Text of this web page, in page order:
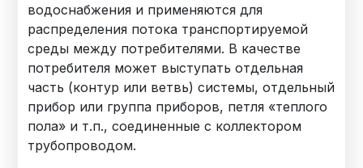
водоснабжения и применяются для
распределения потока транспортируемой
среды между потребителями. В качестве
потребителя может выступать отдельная
часть (контур или ветвь) системы, отдельный
прибор или группа приборов, петля «теплого
пола» и т.п., соединенные с коллектором
трубопроводом.